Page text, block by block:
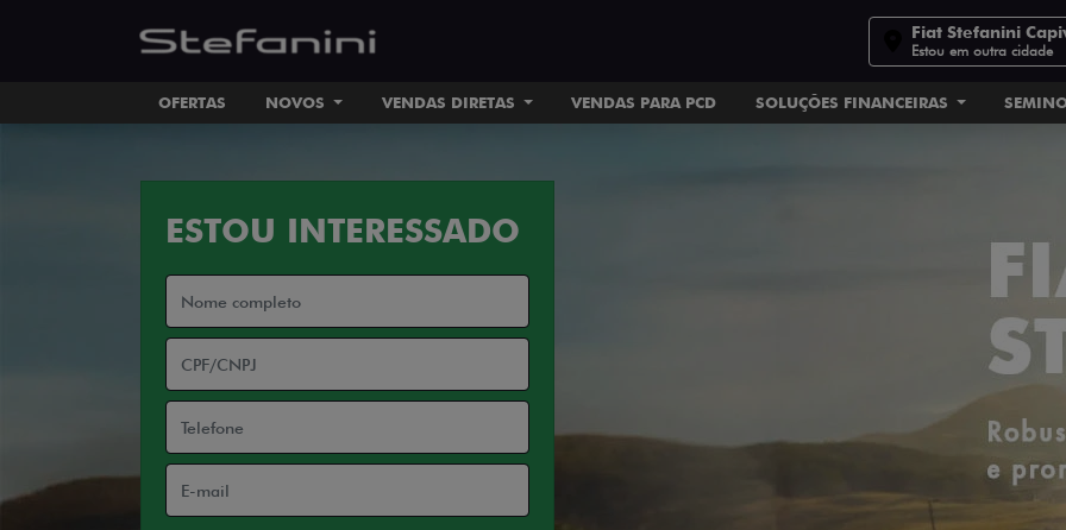
Fiat Stefanini
Estou em outra cidade
OFERTAS NOVOS VENDAS DIRETAS VENDAS PARA PCD SOLUÇÕES FINANCEIRAS
ESTOU INTERESSADO